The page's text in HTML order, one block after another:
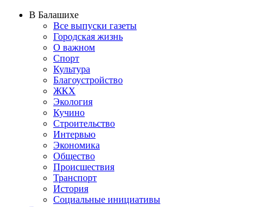
В Балашихе
Все выпуски газеты
Городская жизнь
О важном
Спорт
Культура
Благоустройство
ЖКХ
Экология
Кучино
Строительство
Интервью
Экономика
Общество
Происшествия
Транспорт
История
Социальные инициативы